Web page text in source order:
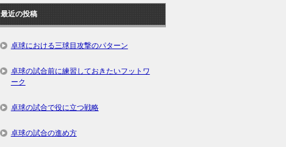
最近の投稿
卓球における三球目攻撃のパターン
卓球の試合前に練習しておきたいフットワ
ーク
卓球の試合で役に立つ戦略
卓球の試合の進め方